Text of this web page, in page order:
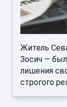
Житель
Зосич —
лишения
строгого